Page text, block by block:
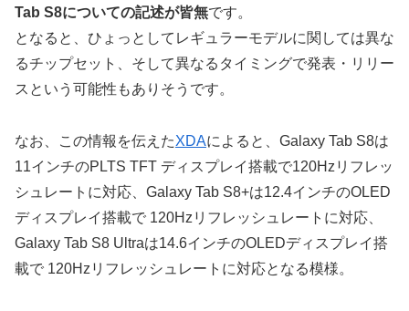
Tab S8についての記述が皆無です。
となると、ひょっとしてレギュラーモデルに関しては異な
るチップセット、そして異なるタイミングで発表・リリー
スという可能性もありそうです。
なお、この情報を伝えたXDAによると、Galaxy Tab S8は
11インチのPLTS TFT ディスプレイ搭載で120Hzリフレッ
シュレートに対応、Galaxy Tab S8+は12.4インチのOLED
ディスプレイ搭載で 120Hzリフレッシュレートに対応、
Galaxy Tab S8 Ultraは14.6インチのOLEDディスプレイ搭
載で 120Hzリフレッシュレートに対応となる模様。